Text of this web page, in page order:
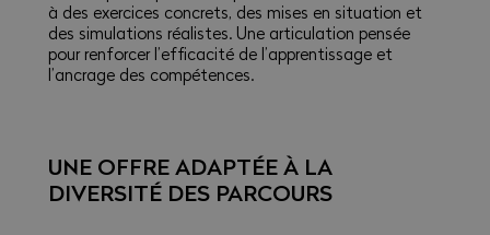
à des exercices concrets, des mises en situation et
des simulations réalistes. Une articulation pensée
pour renforcer l’efficacité de l’apprentissage et
l’ancrage des compétences.
UNE OFFRE ADAPTÉE À LA
DIVERSITÉ DES PARCOURS